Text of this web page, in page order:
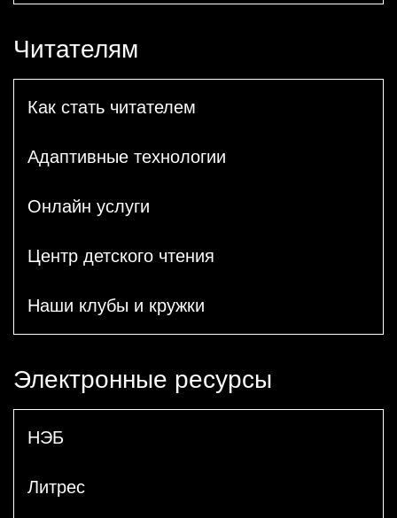
Читателям
Как стать читателем
Адаптивные технологии
Онлайн услуги
Центр детского чтения
Наши клубы и кружки
Электронные ресурсы
НЭБ
Литрес